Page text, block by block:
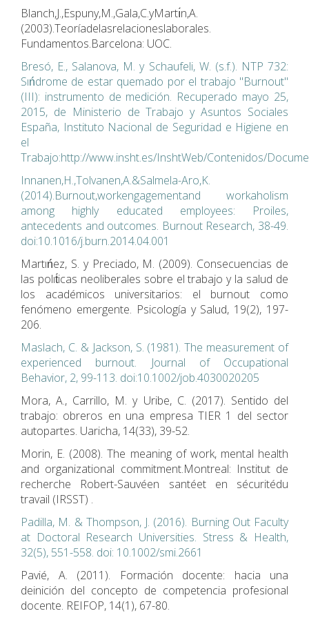
Blanch,J.,Espuny,M.,Gala,C.yMartı́n,A.
(2003).Teoríadelasrelacioneslaborales.
Fundamentos.Barcelona: UOC.
Bresó, E., Salanova, M. y Schaufeli, W. (s.f.). NTP 732:
Sıńdrome de estar quemado por el trabajo "Burnout"
(III): instrumento de medición. Recuperado mayo 25,
2015, de Ministerio de Trabajo y Asuntos Sociales
España, Instituto Nacional de Seguridad e Higiene en
el
Trabajo:http://www.insht.es/InshtWeb/Contenidos/
Innanen,H.,Tolvanen,A.&Salmela-Aro,K.
(2014).Burnout,workengagementand workaholism
among highly educated employees: Proiles,
antecedents and outcomes. Burnout Research, 38-49.
doi:10.1016/j.burn.2014.04.001
Martıńez, S. y Preciado, M. (2009). Consecuencias de
las polıt́icas neoliberales sobre el trabajo y la salud de
los académicos universitarios: el burnout como
fenómeno emergente. Psicología y Salud, 19(2), 197-
206.
Maslach, C. & Jackson, S. (1981). The measurement of
experienced burnout. Journal of Occupational
Behavior, 2, 99-113. doi:10.1002/job.4030020205
Mora, A., Carrillo, M. y Uribe, C. (2017). Sentido del
trabajo: obreros en una empresa TIER 1 del sector
autopartes. Uaricha, 14(33), 39-52.
Morin, E. (2008). The meaning of work, mental health
and organizational commitment.Montreal: Institut de
recherche Robert-Sauvéen santéet en sécuritédu
travail (IRSST) .
Padilla, M. & Thompson, J. (2016). Burning Out Faculty
at Doctoral Research Universities. Stress & Health,
32(5), 551-558. doi: 10.1002/smi.2661
Pavié, A. (2011). Formación docente: hacia una
deinición del concepto de competencia profesional
docente. REIFOP, 14(1), 67-80.